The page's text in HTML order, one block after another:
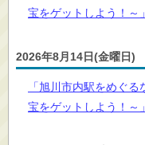
宝をゲットしよう！～」
2026年8月14日(金曜日)
「旭川市内駅をめぐ
宝をゲットしよう！～」